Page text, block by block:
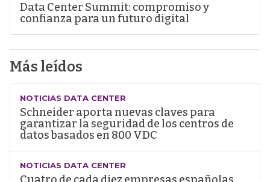
Data Center Summit: compromiso y
confianza para un futuro digital
Más leídos
NOTICIAS DATA CENTER
Schneider aporta nuevas claves para
garantizar la seguridad de los centros de
datos basados en 800 VDC
NOTICIAS DATA CENTER